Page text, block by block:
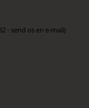
- send os en e-mail)